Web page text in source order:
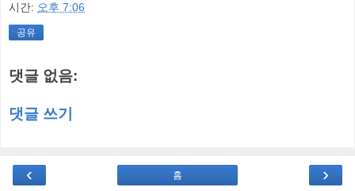
시간: 오후 7:06
공유
댓글 없음:
댓글 쓰기
‹ ›
홈